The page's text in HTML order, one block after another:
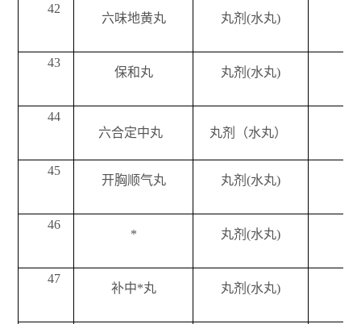
42
六味地黄丸 丸剂(水丸)
43
保和丸 丸剂(水丸)
44
六合定中丸
丸剂（水丸）
45
开胸顺气丸 丸剂(水丸)
46
* 丸剂(水丸)
47
补中*丸 丸剂(水丸)